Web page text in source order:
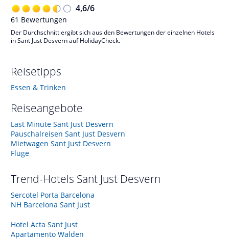
4,6/6
61 Bewertungen
Der Durchschnitt ergibt sich aus den Bewertungen der einzelnen Hotels
in Sant Just Desvern auf HolidayCheck.
Reisetipps
Essen & Trinken
Reiseangebote
Last Minute Sant Just Desvern
Pauschalreisen Sant Just Desvern
Mietwagen Sant Just Desvern
Flüge
Trend-Hotels Sant Just Desvern
Sercotel Porta Barcelona
NH Barcelona Sant Just
Hotel Acta Sant Just
Apartamento Walden